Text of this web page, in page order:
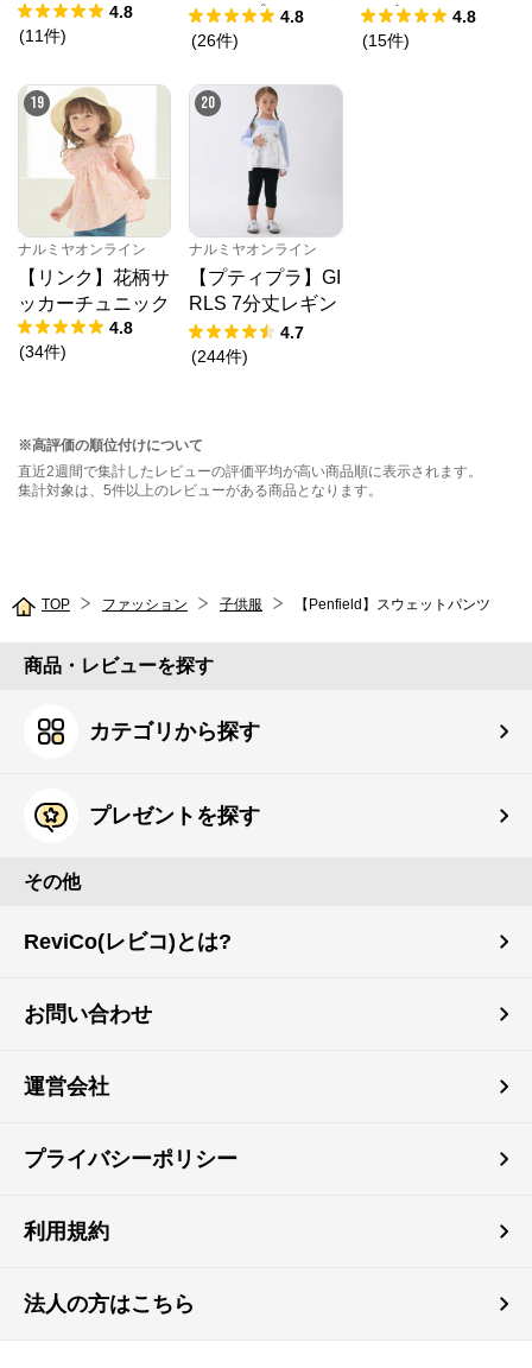
4.8
(11件)
トアップ
4.8
(26件)
レギンス
4.8
(15件)
19
ナルミヤオンライン
【リンク】花柄サ
ッカーチュニック
4.8
(34件)
20
ナルミヤオンライン
【プティプラ】GI
RLS 7分丈レギン
ス
4.7
(244件)
※高評価の順位付けについて
直近2週間で集計したレビューの評価平均が高い商品順に表示されます。
集計対象は、5件以上のレビューがある商品となります。
TOP ファッション 子供服 【Penfield】スウェットパンツ
商品・レビューを探す
カテゴリから探す
プレゼントを探す
その他
ReviCo(レビコ)とは?
お問い合わせ
運営会社
プライバシーポリシー
利用規約
法人の方はこちら